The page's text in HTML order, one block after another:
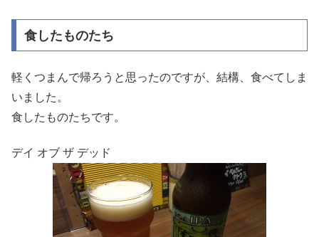
食したものたち
軽くつまんで帰ろうと思ったのですが、結構、食べてしま
いました。
食したものたちです。
デイ オブ ザ デッド